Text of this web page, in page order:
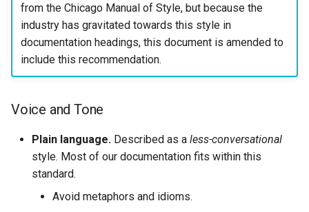
from the Chicago Manual of Style, but because the
industry has gravitated towards this style in
documentation headings, this document is amended to
include this recommendation.
Voice and Tone
Plain language. Described as a less-conversational
style. Most of our documentation fits within this
standard.
Avoid metaphors and idioms.